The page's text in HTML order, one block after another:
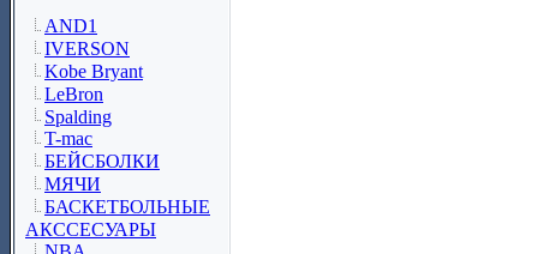
AND1
IVERSON
Kobe Bryant
LeBron
Spalding
T-mac
БЕЙСБОЛКИ
МЯЧИ
БАСКЕТБОЛЬНЫЕ
АКССЕСУАРЫ